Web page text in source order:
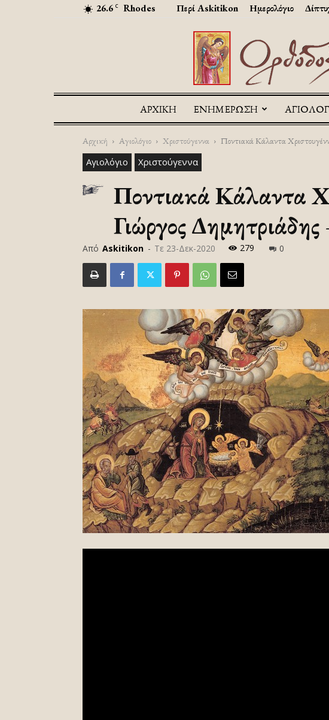
26.6 C Rhodes Περί Askitikon Ημερολόγιο
ΑΡΧΙΚΉ ΕΝΗΜΕΡΩΣΗ
Αρχική Αγιολόγιο Χριστούγεννα Ποντιακά Κάλαντα
Αγιολόγιο Χριστούγεννα
Ποντιακά Κάλαντα
Γιώργος
Από Askitikon - Τε 23-Δεκ-2020 279 0